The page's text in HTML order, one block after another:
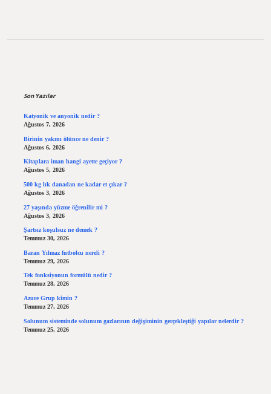
Son Yazılar
Katyonik ve anyonik nedir ?
Ağustos 7, 2026
Birinin yakını ölünce ne denir ?
Ağustos 6, 2026
Kitaplara iman hangi ayette geçiyor ?
Ağustos 5, 2026
500 kg lık danadan ne kadar et çıkar ?
Ağustos 3, 2026
27 yaşında yüzme öğrenilir mi ?
Ağustos 3, 2026
Şartsız koşulsuz ne demek ?
Temmuz 30, 2026
Baran Yılmaz futbolcu nereli ?
Temmuz 29, 2026
Tek fonksiyonun formülü nedir ?
Temmuz 28, 2026
Azure Grup kimin ?
Temmuz 27, 2026
Solunum sisteminde solunum gazlarının değişiminin gerçekleştiği yapılar nelerdir ?
Temmuz 25, 2026